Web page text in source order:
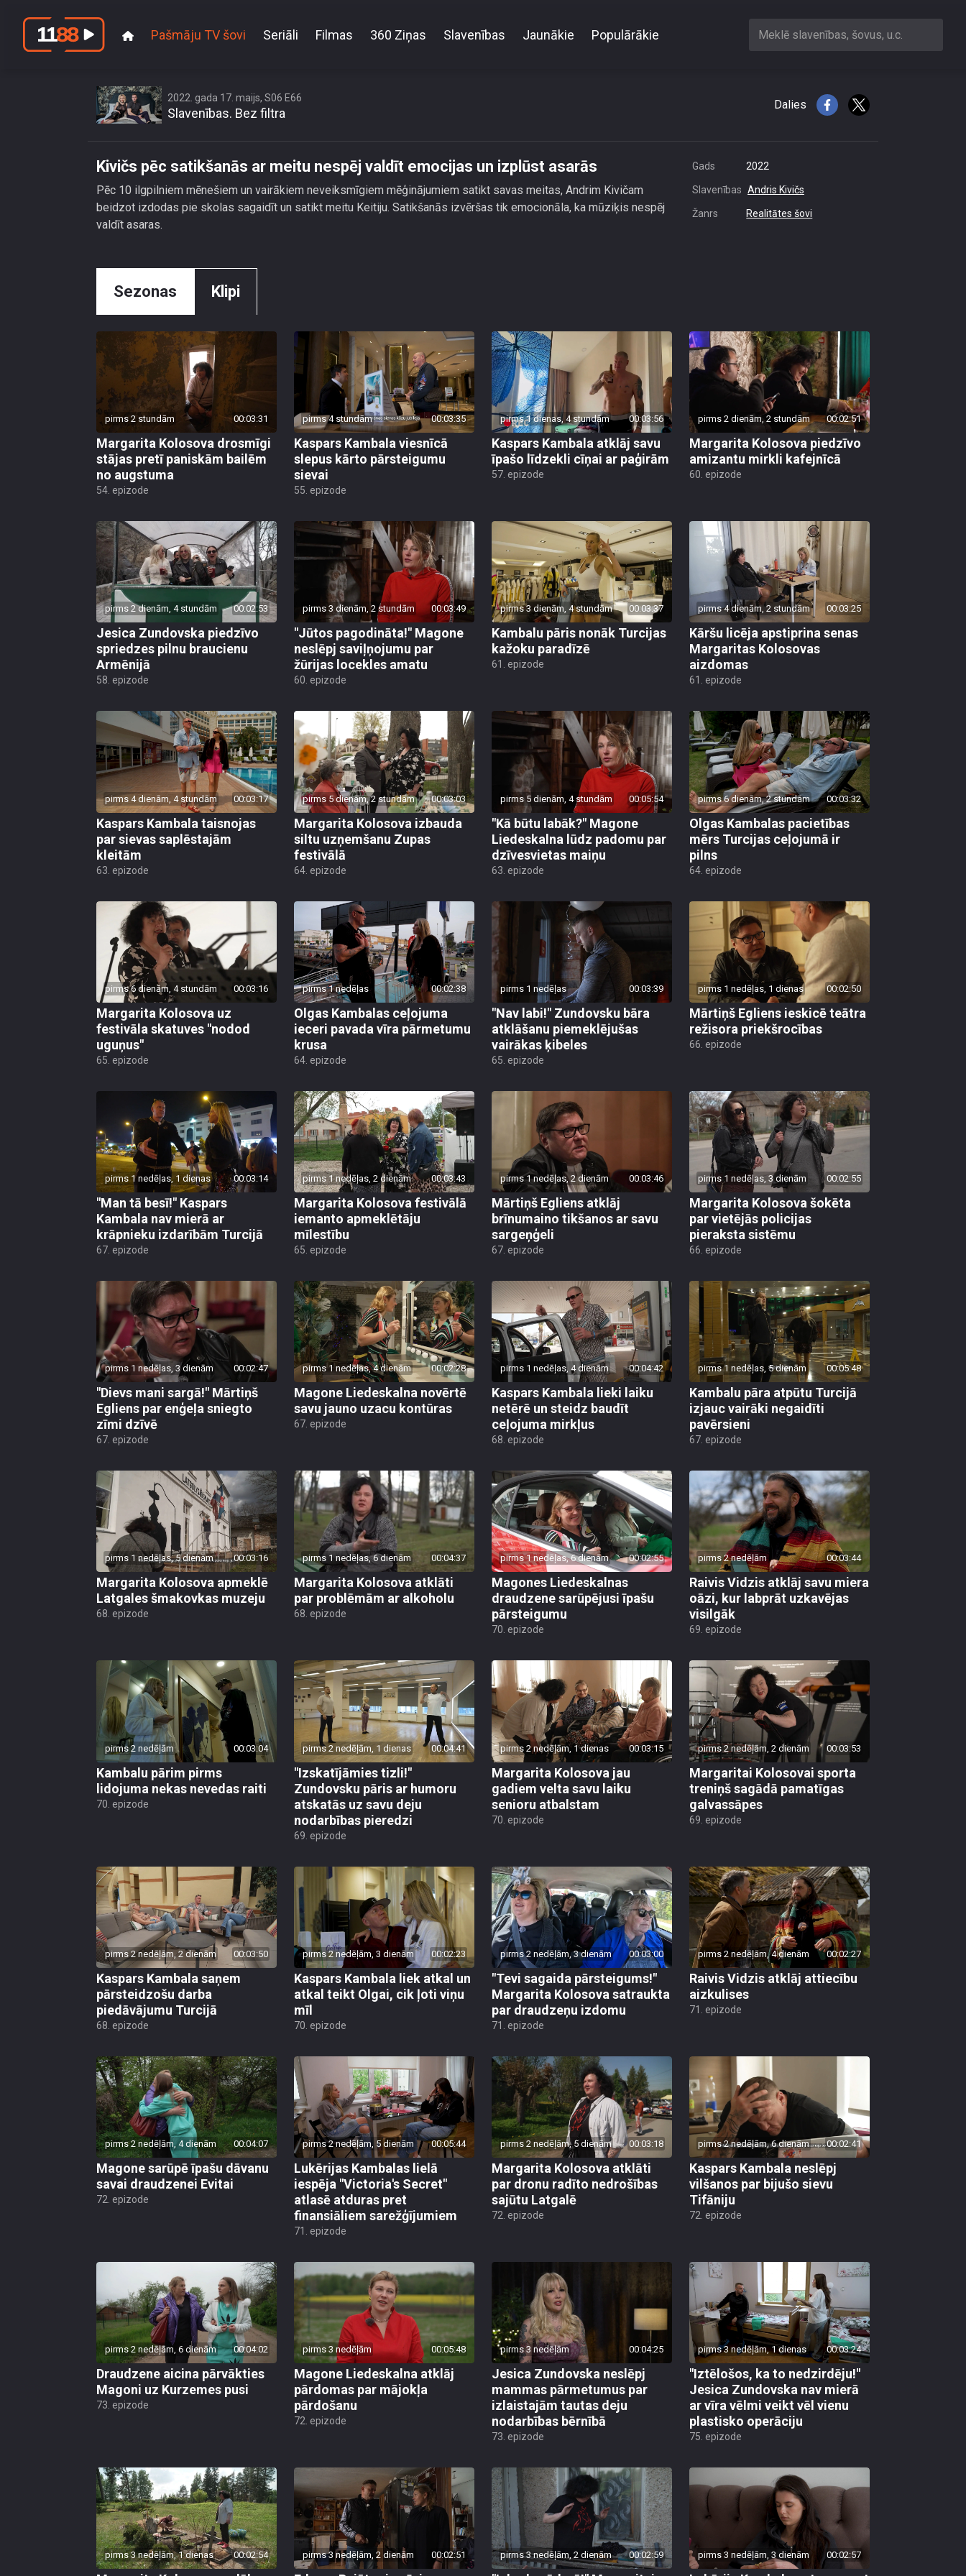
Pašmāju TV šovi Seriāli Filmas 360 Ziņas Slavenības Jaunākie Populārākie Meklē slavenības, šovus, u.c.
2022. gada 17. maijs, S06 E66
Slavenības. Bez filtra
Dalies
Kivičs pēc satikšanās ar meitu nespēj valdīt emocijas un izplūst asarās
Pēc 10 ilgpilniem mēnešiem un vairākiem neveiksmīgiem mēģinājumiem satikt savas meitas, Andrim Kivičam
beidzot izdodas pie skolas sagaidīt un satikt meitu Keitiju. Satikšanās izvēršas tik emocionāla, ka mūziķis nespēj
valdīt asaras.
Gads 2022
Slavenības Andris Kivičs
Žanrs Realitātes šovi
Sezonas Klipi
pirms 2 stundām 00:03:31
Margarita Kolosova drosmīgi
stājas pretī paniskām bailēm
no augstuma
54. epizode
pirms 4 stundām 00:03:35
Kaspars Kambala viesnīcā
slepus kārto pārsteigumu
sievai
55. epizode
pirms 1 dienas, 4 stundām 00:03:56
Kaspars Kambala atklāj savu
īpašo līdzekli cīņai ar paģirām
57. epizode
pirms 2 dienām, 2 stundām 00:02:51
Margarita Kolosova piedzīvo
amizantu mirkli kafejnīcā
60. epizode
pirms 2 dienām, 4 stundām 00:02:53
Jesica Zundovska piedzīvo
spriedzes pilnu braucienu
Armēnijā
58. epizode
pirms 3 dienām, 2 stundām 00:03:49
"Jūtos pagodināta!" Magone
neslēpj saviļņojumu par
žūrijas locekles amatu
60. epizode
pirms 3 dienām, 4 stundām 00:03:37
Kambalu pāris nonāk Turcijas
kažoku paradīzē
61. epizode
pirms 4 dienām, 2 stundām 00:03:25
Kāršu licēja apstiprina senas
Margaritas Kolosovas
aizdomas
61. epizode
pirms 4 dienām, 4 stundām 00:03:17
Kaspars Kambala taisnojas
par sievas saplēstajām
kleitām
63. epizode
pirms 5 dienām, 2 stundām 00:03:03
Margarita Kolosova izbauda
siltu uzņemšanu Zupas
festivālā
64. epizode
pirms 5 dienām, 4 stundām 00:05:54
"Kā būtu labāk?" Magone
Liedeskalna lūdz padomu par
dzīvesvietas maiņu
63. epizode
pirms 6 dienām, 2 stundām 00:03:32
Olgas Kambalas pacietības
mērs Turcijas ceļojumā ir
pilns
64. epizode
pirms 6 dienām, 4 stundām 00:03:16
Margarita Kolosova uz
festivāla skatuves "nodod
uguņus"
65. epizode
pirms 1 nedēļas 00:02:38
Olgas Kambalas ceļojuma
ieceri pavada vīra pārmetumu
krusa
64. epizode
pirms 1 nedēļas 00:03:39
"Nav labi!" Zundovsku bāra
atklāšanu piemeklējušas
vairākas ķibeles
65. epizode
pirms 1 nedēļas, 1 dienas 00:02:50
Mārtiņš Egliens ieskicē teātra
režisora priekšrocības
66. epizode
pirms 1 nedēļas, 1 dienas 00:03:14
"Man tā besī!" Kaspars
Kambala nav mierā ar
krāpnieku izdarībām Turcijā
67. epizode
pirms 1 nedēļas, 2 dienām 00:03:43
Margarita Kolosova festivālā
iemanto apmeklētāju
mīlestību
65. epizode
pirms 1 nedēļas, 2 dienām 00:03:46
Mārtiņš Egliens atklāj
brīnumaino tikšanos ar savu
sargeņģeli
67. epizode
pirms 1 nedēļas, 3 dienām 00:02:55
Margarita Kolosova šokēta
par vietējās policijas
pieraksta sistēmu
66. epizode
pirms 1 nedēļas, 3 dienām 00:02:47
"Dievs mani sargā!" Mārtiņš
Egliens par enģeļa sniegto
zīmi dzīvē
67. epizode
pirms 1 nedēļas, 4 dienām 00:02:28
Magone Liedeskalna novērtē
savu jauno uzacu kontūras
67. epizode
pirms 1 nedēļas, 4 dienām 00:04:42
Kaspars Kambala lieki laiku
netērē un steidz baudīt
ceļojuma mirkļus
68. epizode
pirms 1 nedēļas, 5 dienām 00:05:48
Kambalu pāra atpūtu Turcijā
izjauc vairāki negaidīti
pavērsieni
67. epizode
pirms 1 nedēļas, 5 dienām 00:03:16
Margarita Kolosova apmeklē
Latgales šmakovkas muzeju
68. epizode
pirms 1 nedēļas, 6 dienām 00:04:37
Margarita Kolosova atklāti
par problēmām ar alkoholu
68. epizode
pirms 1 nedēļas, 6 dienām 00:02:55
Magones Liedeskalnas
draudzene sarūpējusi īpašu
pārsteigumu
70. epizode
pirms 2 nedēļām 00:03:44
Raivis Vidzis atklāj savu miera
oāzi, kur labprāt uzkavējas
visilgāk
69. epizode
pirms 2 nedēļām 00:03:04
Kambalu pārim pirms
lidojuma nekas nevedas raiti
70. epizode
pirms 2 nedēļām, 1 dienas 00:04:41
"Izskatījāmies tizli!"
Zundovsku pāris ar humoru
atskatās uz savu deju
nodarbības pieredzi
69. epizode
pirms 2 nedēļām, 1 dienas 00:03:15
Margarita Kolosova jau
gadiem velta savu laiku
senioru atbalstam
70. epizode
pirms 2 nedēļām, 2 dienām 00:03:53
Margaritai Kolosovai sporta
treniņš sagādā pamatīgas
galvassāpes
69. epizode
pirms 2 nedēļām, 2 dienām 00:03:50
Kaspars Kambala saņem
pārsteidzošu darba
piedāvājumu Turcijā
68. epizode
pirms 2 nedēļām, 3 dienām 00:02:23
Kaspars Kambala liek atkal un
atkal teikt Olgai, cik ļoti viņu
mīl
70. epizode
pirms 2 nedēļām, 3 dienām 00:03:00
"Tevi sagaida pārsteigums!"
Margarita Kolosova satraukta
par draudzeņu izdomu
71. epizode
pirms 2 nedēļām, 4 dienām 00:02:27
Raivis Vidzis atklāj attiecību
aizkulises
71. epizode
pirms 2 nedēļām, 4 dienām 00:04:07
Magone sarūpē īpašu dāvanu
savai draudzenei Evitai
72. epizode
pirms 2 nedēļām, 5 dienām 00:05:44
Lukērijas Kambalas lielā
iespēja "Victoria's Secret"
atlasē atduras pret
finansiāliem sarežģījumiem
71. epizode
pirms 2 nedēļām, 5 dienām 00:03:18
Margarita Kolosova atklāti
par dronu radīto nedrošības
sajūtu Latgalē
72. epizode
pirms 2 nedēļām, 6 dienām 00:02:41
Kaspars Kambala neslēpj
vilšanos par bijušo sievu
Tifāniju
72. epizode
pirms 2 nedēļām, 6 dienām 00:04:02
Draudzene aicina pārvākties
Magoni uz Kurzemes pusi
73. epizode
pirms 3 nedēļām 00:05:48
Magone Liedeskalna atklāj
pārdomas par mājokļa
pārdošanu
72. epizode
pirms 3 nedēļām 00:04:25
Jesica Zundovska neslēpj
mammas pārmetumus par
izlaistajām tautas deju
nodarbības bērnībā
73. epizode
pirms 3 nedēļām, 1 dienas 00:03:24
"Iztēlošos, ka to nedzirdēju!"
Jesica Zundovska nav mierā
ar vīra vēlmi veikt vēl vienu
plastisko operāciju
75. epizode
pirms 3 nedēļām, 1 dienas 00:02:54 pirms 3 nedēļām, 2 dienām 00:02:51 pirms 3 nedēļām, 2 dienām 00:02:59 pirms 3 nedēļām, 3 dienām 00:02:57